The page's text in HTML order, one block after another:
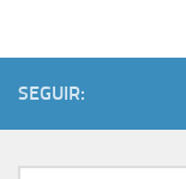
SEGUIR: